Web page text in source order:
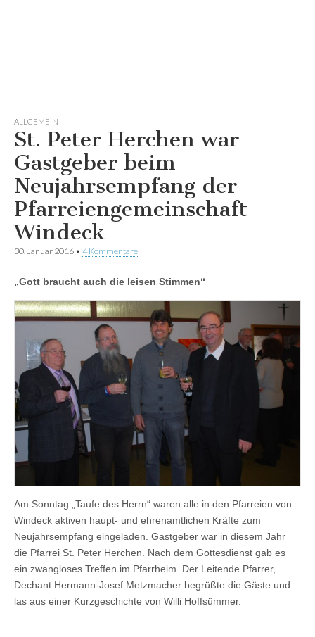
ALLGEMEIN
St. Peter Herchen war
Gastgeber beim
Neujahrsempfang der
Pfarreiengemeinschaft
Windeck
30. Januar 2016 • 4 Kommentare
„Gott braucht auch die leisen Stimmen“
Am Sonntag „Taufe des Herrn“ waren alle in den Pfarreien von
Windeck aktiven haupt- und ehrenamtlichen Kräfte zum
Neujahrsempfang eingeladen. Gastgeber war in diesem Jahr
die Pfarrei St. Peter Herchen. Nach dem Gottesdienst gab es
ein zwangloses Treffen im Pfarrheim. Der Leitende Pfarrer,
Dechant Hermann-Josef Metzmacher begrüßte die Gäste und
las aus einer Kurzgeschichte von Willi Hoffsümmer.